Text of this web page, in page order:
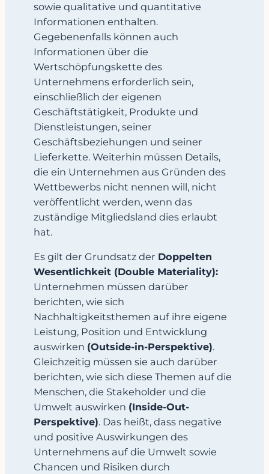
sowie qualitative und quantitative
Informationen enthalten.
Gegebenenfalls können auch
Informationen über die
Wertschöpfungskette des
Unternehmens erforderlich sein,
einschließlich der eigenen
Geschäftstätigkeit, Produkte und
Dienstleistungen, seiner
Geschäftsbeziehungen und seiner
Lieferkette. Weiterhin müssen Details,
die ein Unternehmen aus Gründen des
Wettbewerbs nicht nennen will, nicht
veröffentlicht werden, wenn das
zuständige Mitgliedsland dies erlaubt
hat.
Es gilt der Grundsatz der Doppelten
Wesentlichkeit (Double Materiality):
Unternehmen müssen darüber
berichten, wie sich
Nachhaltigkeitsthemen auf ihre eigene
Leistung, Position und Entwicklung
auswirken (Outside-in-Perspektive).
Gleichzeitig müssen sie auch darüber
berichten, wie sich diese Themen auf die
Menschen, die Stakeholder und die
Umwelt auswirken (Inside-Out-
Perspektive). Das heißt, dass negative
und positive Auswirkungen des
Unternehmens auf die Umwelt sowie
Chancen und Risiken durch